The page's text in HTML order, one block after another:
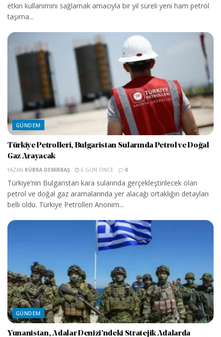
etkin kullanımını sağlamak amacıyla bir yıl süreli yeni ham petrol
taşıma...
GÜNDEM
Türkiye Petrolleri, Bulgaristan Sularında Petrol ve Doğal
Gaz Arayacak
YAZAN KÜBRA DEMIRBAŞ 6 GÜN ÖNCE 0
Türkiye’nin Bulgaristan kara sularında gerçekleştirilecek olan
petrol ve doğal gaz aramalarında yer alacağı ortaklığın detayları
belli oldu. Türkiye Petrolleri Anonim...
GÜNDEM
Yunanistan, Adalar Denizi’ndeki Stratejik Adalarda